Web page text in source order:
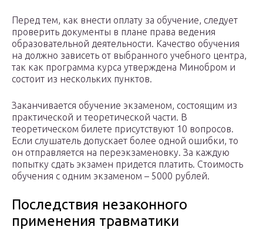
Перед тем, как внести оплату за обучение, следует
проверить документы в плане права ведения
образовательной деятельности. Качество обучения
на должно зависеть от выбранного учебного центра,
так как программа курса утверждена Минобром и
состоит из нескольких пунктов.
Заканчивается обучение экзаменом, состоящим из
практической и теоретической части. В
теоретическом билете присутствуют 10 вопросов.
Если слушатель допускает более одной ошибки, то
он отправляется на переэкзаменовку. За каждую
попытку сдать экзамен придется платить. Стоимость
обучения с одним экзаменом – 5000 рублей.
Последствия незаконного
применения травматики